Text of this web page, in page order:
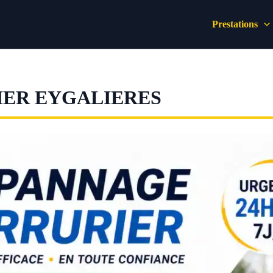
Prestations
EYGALIERES